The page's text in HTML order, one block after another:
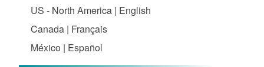
US - North America | English
Canada | Français
México | Español